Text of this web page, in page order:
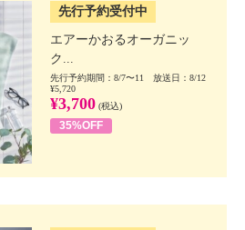
先行予約受付中
エアーかおるオーガニッ
ク...
先行予約期間：8/7〜11 放送日：8/12
¥5,720
¥3,700 (税込)
35%OFF